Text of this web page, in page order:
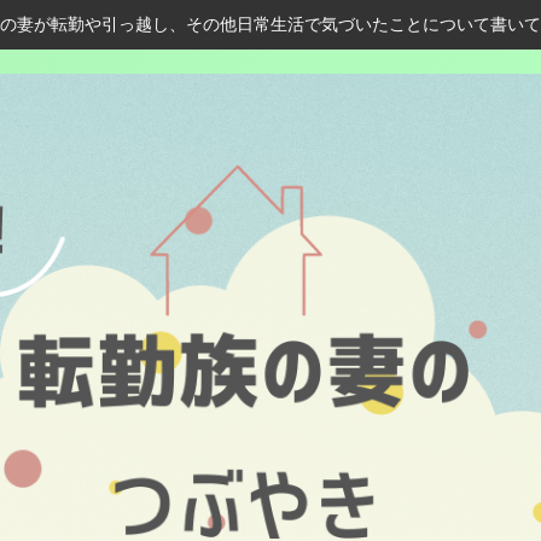
妻が転勤や引っ越し、その他日常生活で気づいたことについて書い